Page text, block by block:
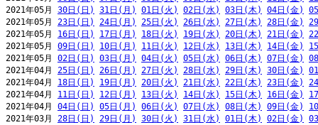
2021年05月 30日(日) 31日(月) 01日(火) 02日(水) 03日(木) 04日(金)
2021年05月 23日(日) 24日(月) 25日(火) 26日(水) 27日(木) 28日(金)
2021年05月 16日(日) 17日(月) 18日(火) 19日(水) 20日(木) 21日(金)
2021年05月 09日(日) 10日(月) 11日(火) 12日(水) 13日(木) 14日(金)
2021年05月 02日(日) 03日(月) 04日(火) 05日(水) 06日(木) 07日(金)
2021年04月 25日(日) 26日(月) 27日(火) 28日(水) 29日(木) 30日(金)
2021年04月 18日(日) 19日(月) 20日(火) 21日(水) 22日(木) 23日(金)
2021年04月 11日(日) 12日(月) 13日(火) 14日(水) 15日(木) 16日(金)
2021年04月 04日(日) 05日(月) 06日(火) 07日(水) 08日(木) 09日(金)
2021年03月 28日(日) 29日(月) 30日(火) 31日(水) 01日(木) 02日(金)